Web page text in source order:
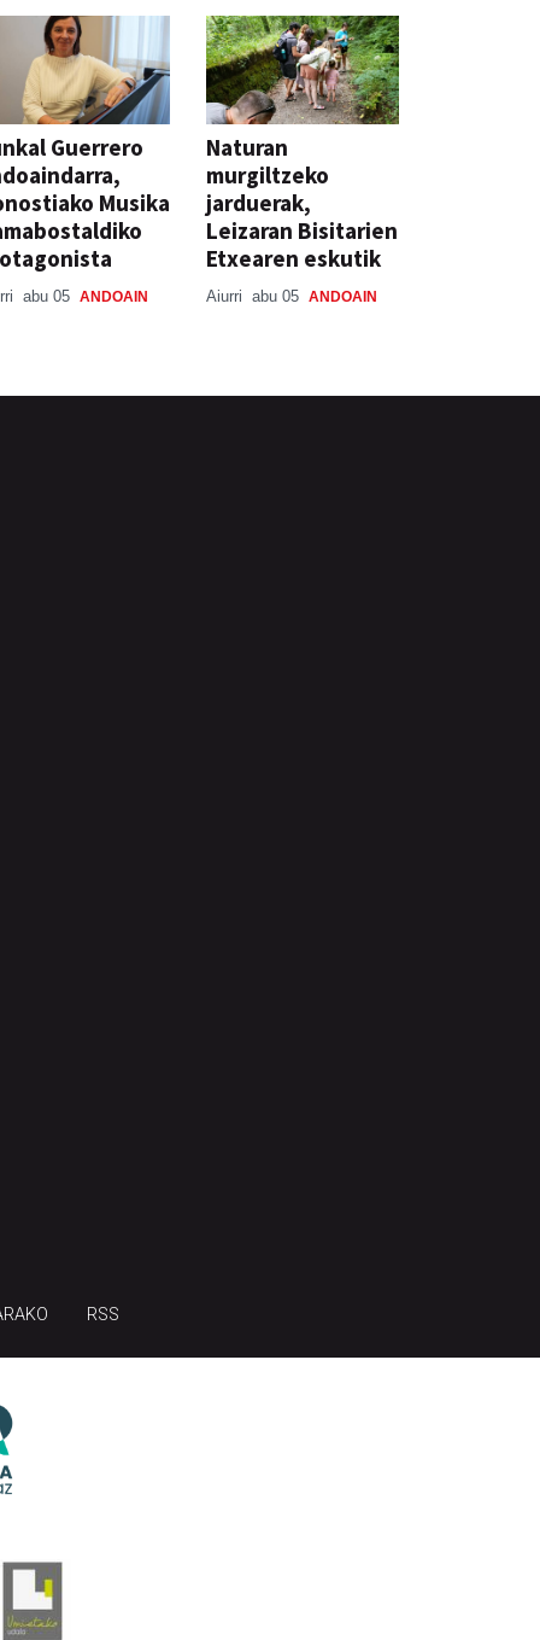
Guerrero
Musika
abu 05 ANDOAIN
Naturan
murgiltzeko
jarduerak,
Leizaran Bisitarien
Etxearen eskutik
Aiurri abu 05 ANDOAIN
RSS